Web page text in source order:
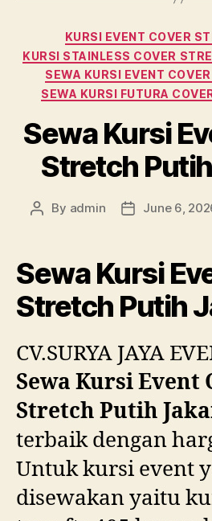
KURSI EVENT COVER
KURSI STAINLESS COVER
SEWA KURSI EVENT
SEWA KURSI FUTURA
Sewa Kursi
Stretch
Post
By admin
PostJune 6,
Sewa Kursi
Stretch Putih
CV.SURYA JAYA
Sewa Kursi Event
Stretch Putih
terbaik dengan
Untuk kursi event
disewakan yaitu